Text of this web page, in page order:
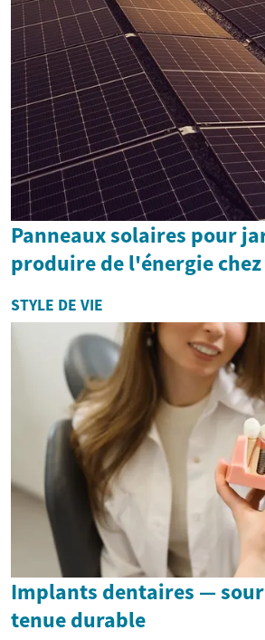
Panneaux solaires pour
produire de l'énergie chez
STYLE DE VIE
Implants dentaires —
tenue durable